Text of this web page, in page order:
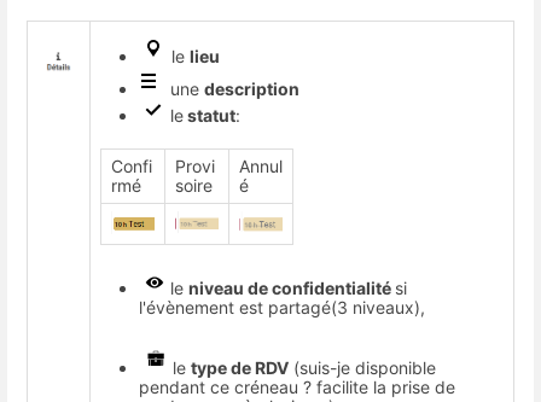
le lieu
une description
lestatut:
Confi
rmé
Provi
soire
Annul
é
le niveau de confidentialité si
l'évènement est partagé(3 niveaux),
le type de RDV (suis-je disponible
pendant ce créneau ? facilite la prise de